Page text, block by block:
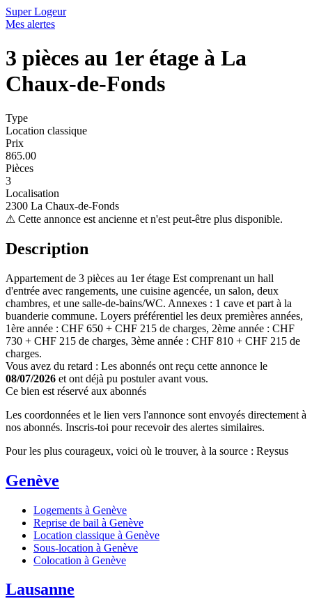
Super Logeur
Mes alertes
3 pièces au 1er étage à La
Chaux-de-Fonds
Type
Location classique
Prix
865.00
Pièces
3
Localisation
2300 La Chaux-de-Fonds
⚠ Cette annonce est ancienne et n'est peut-être plus disponible.
Description
Appartement de 3 pièces au 1er étage Est comprenant un hall
d'entrée avec rangements, une cuisine agencée, un salon, deux
chambres, et une salle-de-bains/WC. Annexes : 1 cave et part à la
buanderie commune. Loyers préférentiel les deux premières années,
1ère année : CHF 650 + CHF 215 de charges, 2ème année : CHF
730 + CHF 215 de charges, 3ème année : CHF 810 + CHF 215 de
charges.
Vous avez du retard : Les abonnés ont reçu cette annonce le
08/07/2026 et ont déjà pu postuler avant vous.
Ce bien est réservé aux abonnés
Les coordonnées et le lien vers l'annonce sont envoyés directement à
nos abonnés. Inscris-toi pour recevoir des alertes similaires.
Pour les plus courageux, voici où le trouver, à la source : Reysus
Genève
Logements à Genève
Reprise de bail à Genève
Location classique à Genève
Sous-location à Genève
Colocation à Genève
Lausanne